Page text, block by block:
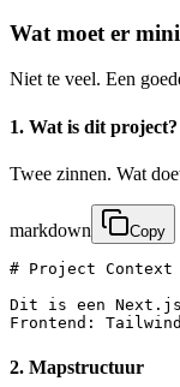
Wat moet er
Niet te veel. Een
1. Wat is dit project?
Twee zinnen. Wat
markdown Copy
# Project Context
Dit is een Next.js
Frontend:
2. Mapstructuur